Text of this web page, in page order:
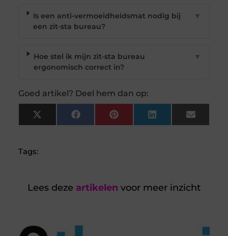
Is een anti-vermoeidheidsmat nodig bij
een zit-sta bureau?
▼
Hoe stel ik mijn zit-sta bureau
ergonomisch correct in?
▼
Goed artikel? Deel hem dan op:
X
(Twitter)
FacebookPinterest LinkedIn Email
Tags:
Lees deze artikelen voor meer inzicht